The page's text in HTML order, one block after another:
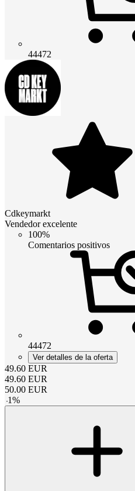
44472
Cdkeymarkt
Vendedor excelente
100%
Comentarios positivos
44472
Ver detalles de la oferta
49.60 EUR
49.60 EUR
50.00 EUR
-1%